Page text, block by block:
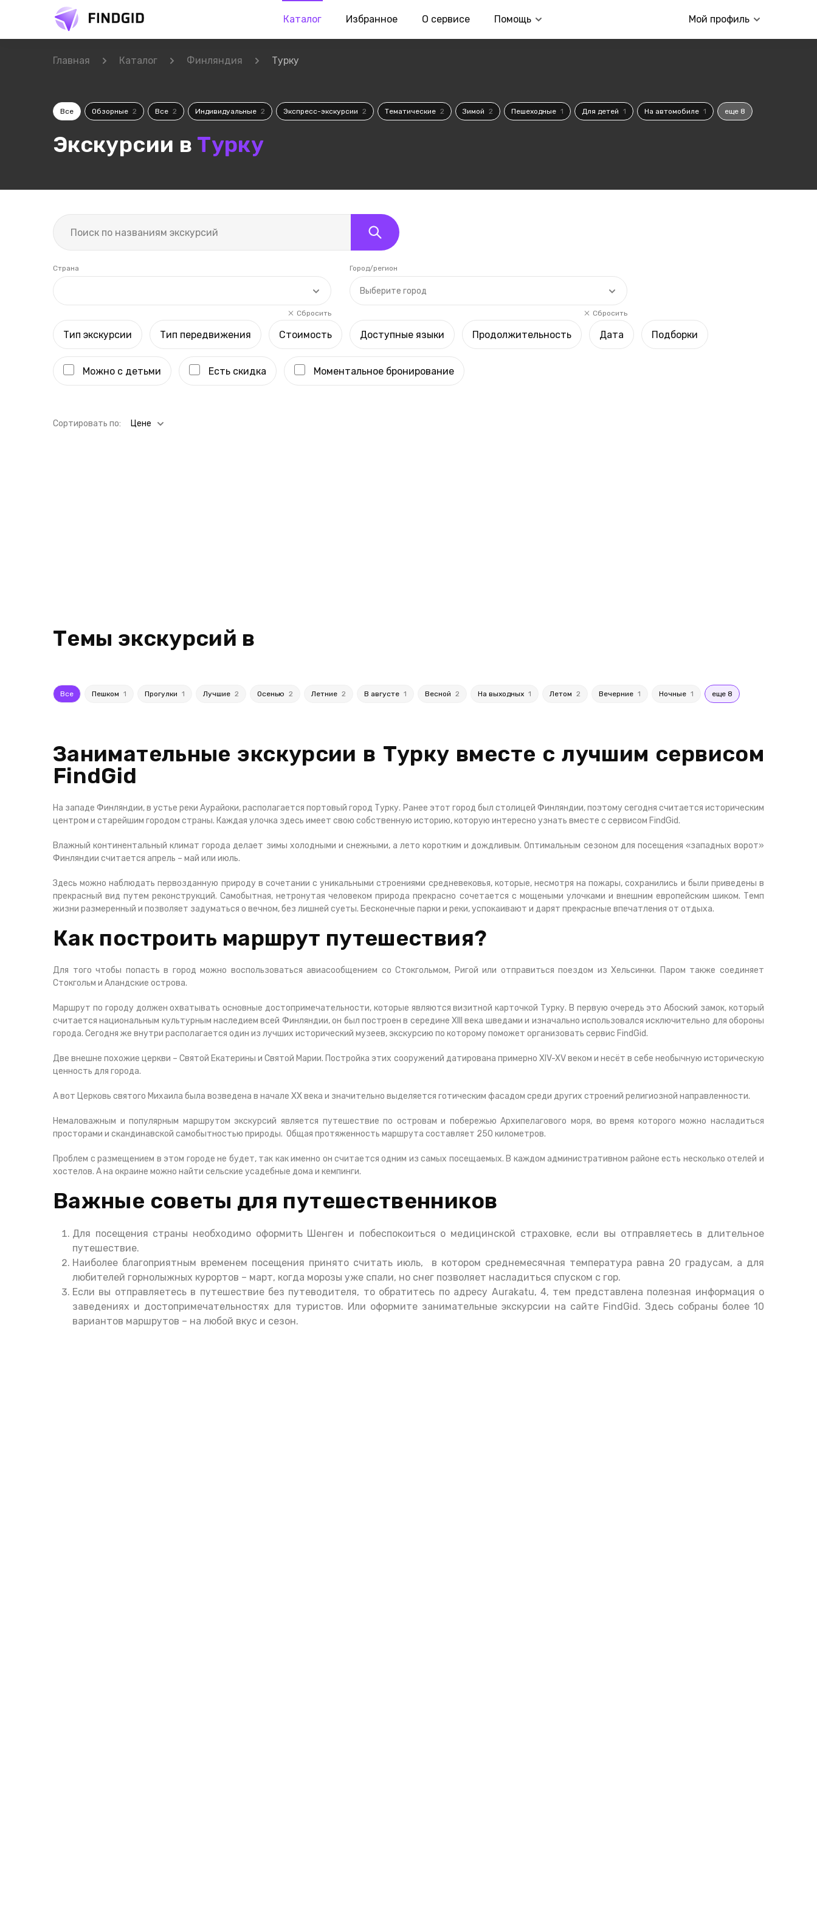
Каталог Избранное О сервисе Помощь Мой профиль
Главная Каталог Финляндия Турку
Все Обзорные 2 Все 2 Индивидуальные 2 Экспресс-экскурсии 2 Тематические 2 Зимой 2 Пешеходные 1 Для детей 1 На автомобиле 1 еще 8
Экскурсии в Турку
Страна
Сбросить
Выберите город
Город/регион
Сбросить
Тип экскурсии Тип передвижения Стоимость Доступные языки Продолжительность Дата Подборки
Можно с детьми Есть скидка Моментальное бронирование
Cортировать по: Цене
Темы экскурсий в
Все Пешком 1 Прогулки 1 Лучшие 2 Осенью 2 Летние 2 В августе 1 Весной 2 На выходных 1 Летом 2 Вечерние 1 Ночные 1 еще 8
Занимательные экскурсии в Турку вместе с лучшим сервисом
FindGid
На западе Финляндии, в устье реки Аурайоки, располагается портовый город Турку. Ранее этот город был столицей Финляндии, поэтому сегодня считается историческим
центром и старейшим городом страны. Каждая улочка здесь имеет свою собственную историю, которую интересно узнать вместе с сервисом FindGid.
Влажный континентальный климат города делает зимы холодными и снежными, а лето коротким и дождливым. Оптимальным сезоном для посещения «западных ворот»
Финляндии считается апрель – май или июль.
Здесь можно наблюдать первозданную природу в сочетании с уникальными строениями средневековья, которые, несмотря на пожары, сохранились и были приведены в
прекрасный вид путем реконструкций. Самобытная, нетронутая человеком природа прекрасно сочетается с мощеными улочками и внешним европейским шиком. Темп
жизни размеренный и позволяет задуматься о вечном, без лишней суеты. Бесконечные парки и реки, успокаивают и дарят прекрасные впечатления от отдыха.
Как построить маршрут путешествия?
Для того чтобы попасть в город можно воспользоваться авиасообщением со Стокгольмом, Ригой или отправиться поездом из Хельсинки. Паром также соединяет
Стокгольм и Аландские острова.
Маршрут по городу должен охватывать основные достопримечательности, которые являются визитной карточкой Турку. В первую очередь это Абоский замок, который
считается национальным культурным наследием всей Финляндии, он был построен в середине XIII века шведами и изначально использовался исключительно для обороны
города. Сегодня же внутри располагается один из лучших исторический музеев, экскурсию по которому поможет организовать сервис FindGid.
Две внешне похожие церкви – Святой Екатерины и Святой Марии. Постройка этих сооружений датирована примерно XIV-XV веком и несёт в себе необычную историческую
ценность для города.
А вот Церковь святого Михаила была возведена в начале XX века и значительно выделяется готическим фасадом среди других строений религиозной направленности.
Немаловажным и популярным маршрутом экскурсий является путешествие по островам и побережью Архипелагового моря, во время которого можно насладиться
просторами и скандинавской самобытностью природы. Общая протяженность маршрута составляет 250 километров.
Проблем с размещением в этом городе не будет, так как именно он считается одним из самых посещаемых. В каждом административном районе есть несколько отелей и
хостелов. А на окраине можно найти сельские усадебные дома и кемпинги.
Важные советы для путешественников
Для посещения страны необходимо оформить Шенген и побеспокоиться о медицинской страховке, если вы отправляетесь в длительное
путешествие.
Наиболее благоприятным временем посещения принято считать июль, в котором среднемесячная температура равна 20 градусам, а для
любителей горнолыжных курортов – март, когда морозы уже спали, но снег позволяет насладиться спуском с гор.
Если вы отправляетесь в путешествие без путеводителя, то обратитесь по адресу Aurakatu, 4, тем представлена полезная информация о
заведениях и достопримечательностях для туристов. Или оформите занимательные экскурсии на сайте FindGid. Здесь собраны более 10
вариантов маршрутов – на любой вкус и сезон.